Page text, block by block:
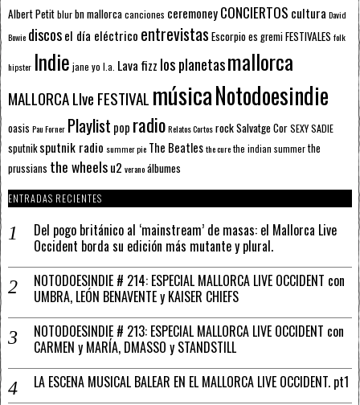
Albert Petitblurbn mallorcacanciones ceremoneyCONCIERTOS cultura David
Bowie discosel día eléctrico entrevistas Escorpioes gremiFESTIVALES folk
hipster Indie jane yo l.a. Lava fizz los planetasmallorca
MALLORCA LIve FESTIVAL músicaNotodoesindie
oasis Pau Forner Playlist pop radioRelatos CortosrockSalvatge CorSEXY SADIE
sputnik sputnik radio summer pie The Beatlesthe curethe indian summerthe
prussians the wheelsu2 veranoálbumes
ENTRADAS RECIENTES
Del pogo británico al ‘mainstream’ de masas: el Mallorca Live
Occident borda su edición más mutante y plural.
NOTODOESINDIE # 214: ESPECIAL MALLORCA LIVE OCCIDENT con
UMBRA, LEÓN BENAVENTE y KAISER CHIEFS
NOTODOESINDIE # 213: ESPECIAL MALLORCA LIVE OCCIDENT con
CARMEN y MARÍA, DMASSO y STANDSTILL
LA ESCENA MUSICAL BALEAR EN EL MALLORCA LIVE OCCIDENT. pt1